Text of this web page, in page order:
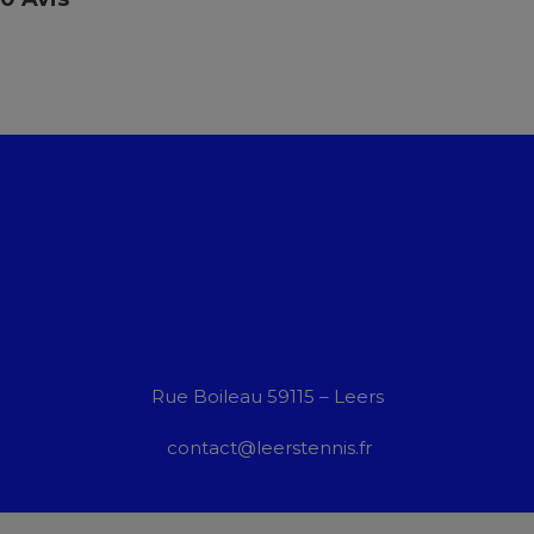
Rue Boileau 59115 – Leers
contact@leerstennis.fr